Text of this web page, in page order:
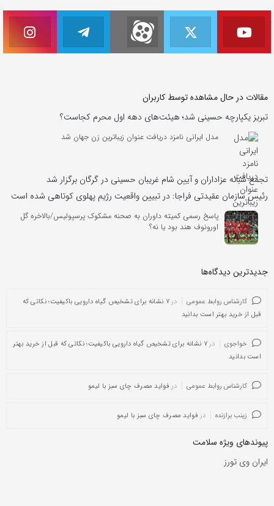
مقالات در حال مشاهده توسط کاربران
تبریز یکپارچه حسینی شد؛ هیئت‌های دهه اول محرم کجاست؟
مدل ایرانی نامزد دریافت عنوان زیباترین زن جهان شد
تجمع شبانه عزاداران و آیین شام غریبان حسینی در گرگان برگزار شد
رئیس سازمان عقیدتی فراجا: در تبیین واقعیت رژیم پهلوی کوتاهی شده است
پاسخ رسمی کمیته داوران به صحنه مشکوک پرسپولیس/بالاخره گل
اورونوف هند بود یا نه؟
جدیدترین دیدگاه‌‌ها
کارشناس روابط عمومی در
۷ نشانه برای تشخیص گیاه دارویی باکیفیت؛ نکاتی که
قبل از خرید بهتر است بدانید
خواجوی در
۷ نشانه برای تشخیص گیاه دارویی باکیفیت؛ نکاتی که قبل از خرید بهتر
است بدانید
کارشناس روابط عمومی در فواید مصرف چای سبز با لیمو
زینب برازنده در فواید مصرف چای سبز با لیمو
پیوندهای ویژه سلامت
ایران وی تورز